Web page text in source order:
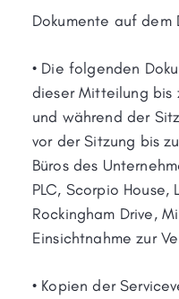
Dokumente auf dem
• Die folgenden
dieser Mitteilung bis
und während der
vor der Sitzung bis
Büros des
PLC, Scorpio House,
Rockingham Drive,
Einsichtnahme zur
• Kopien der